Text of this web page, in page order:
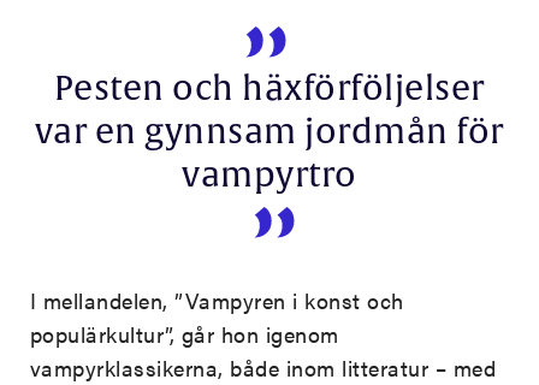
Pesten och häxförföljelser
var en gynnsam jordmån för
vampyrtro
I mellandelen, ”Vampyren i konst och
populärkultur”, går hon igenom
vampyrklassikerna, både inom litteratur – med